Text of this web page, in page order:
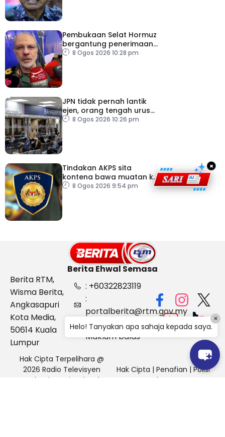
Pembukaan Selat Hormuz
bergantung penerimaan
AS – IRGC
8 Ogos 2026 10:28 pm
JPN tidak pernah lantik
ejen, orang tengah urus
dokumentasi
8 Ogos 2026 10:26 pm
Tindakan AKPS sita
kontena bawa muatan ke
Israel bukti ketegasan
8 Ogos 2026 9:54 pm
×
Berita Ehwal Semasa
Berita RTM,
Wisma Berita,
Angkasapuri
Kota Media,
50614 Kuala
Lumpur
: +60322823119
:
portalberita@rtm.gov.my
: Aduan &
Maklum balas
Hak Cipta Terpelihara @
2026 Radio Televisyen
Malaysia, Berita Ehwal
Hak Cipta | Penafian | Polisi
Keselamatan
Helo! Tanyakan apa sahaja kepada saya.
×